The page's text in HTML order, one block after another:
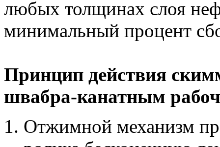
любых толщинах слоя
минимальный процент
Принцип действия
швабра-канатным
Отжимной механизм